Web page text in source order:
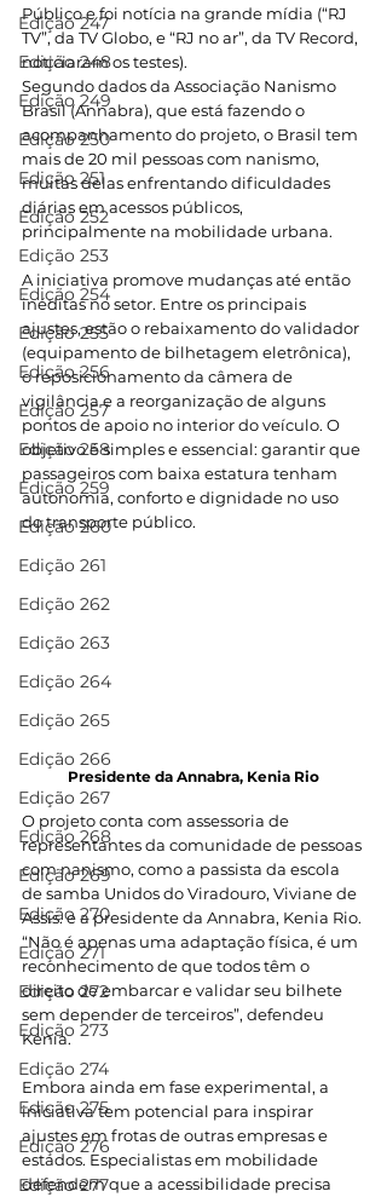
Edição 247
Edição 248
Edição 249
Edição 250
Edição 251
Edição 252
Edição 253
Edição 254
Edição 255
Edição 256
Edição 257
Edição 258
Edição 259
Edição 260
Edição 261
Edição 262
Edição 263
Edição 264
Edição 265
Edição 266
Edição 267
Edição 268
Edição 269
Edição 270
Edição 271
Edição 272
Edição 273
Edição 274
Edição 275
Edição 276
Edição 277
Público e foi notícia na grande mídia (“RJ
TV”, da TV Globo, e “RJ no ar”, da TV Record,
noticiaram os testes).
Segundo dados da Associação Nanismo
Brasil (Annabra), que está fazendo o
acompanhamento do projeto, o Brasil tem
mais de 20 mil pessoas com nanismo,
muitas delas enfrentando dificuldades
diárias em acessos públicos,
principalmente na mobilidade urbana.
A iniciativa promove mudanças até então
inéditas no setor. Entre os principais
ajustes, estão o rebaixamento do validador
(equipamento de bilhetagem eletrônica),
o reposicionamento da câmera de
vigilância e a reorganização de alguns
pontos de apoio no interior do veículo. O
objetivo é simples e essencial: garantir que
passageiros com baixa estatura tenham
autonomia, conforto e dignidade no uso
do transporte público.
Presidente da Annabra, Kenia Rio
O projeto conta com assessoria de
representantes da comunidade de pessoas
com nanismo, como a passista da escola
de samba Unidos do Viradouro, Viviane de
Assis. e a presidente da Annabra, Kenia Rio.
“Não é apenas uma adaptação física, é um
reconhecimento de que todos têm o
direito de embarcar e validar seu bilhete
sem depender de terceiros”, defendeu
Kenia.
Embora ainda em fase experimental, a
iniciativa tem potencial para inspirar
ajustes em frotas de outras empresas e
estados. Especialistas em mobilidade
defendem que a acessibilidade precisa